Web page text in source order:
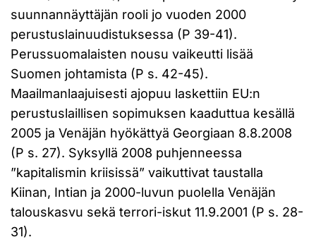
suunnannäyttäjän rooli jo vuoden 2000
perustuslainuudistuksessa (P 39-41).
Perussuomalaisten nousu vaikeutti lisää
Suomen johtamista (P s. 42-45).
Maailmanlaajuisesti ajopuu laskettiin EU:n
perustuslaillisen sopimuksen kaaduttua kesällä
2005 ja Venäjän hyökättyä Georgiaan 8.8.2008
(P s. 27). Syksyllä 2008 puhjenneessa
”kapitalismin kriisissä” vaikuttivat taustalla
Kiinan, Intian ja 2000-luvun puolella Venäjän
talouskasvu sekä terrori-iskut 11.9.2001 (P s. 28-
31).